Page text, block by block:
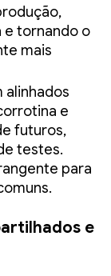
e tornando o
mais
alinhados
e
futuros,
testes.
para
e